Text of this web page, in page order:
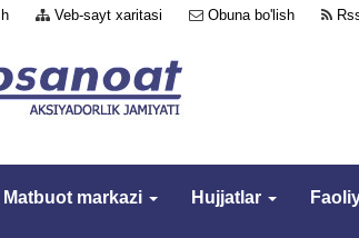
Veb-sayt xaritasi Obuna bo'lish
Matbuot markazi Hujjatlar